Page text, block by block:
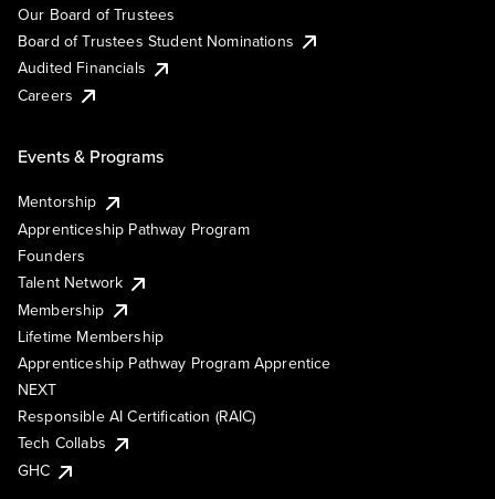
Our Board of Trustees
Board of Trustees Student Nominations
Audited Financials
Careers
Events & Programs
Mentorship
Apprenticeship Pathway Program
Founders
Talent Network
Membership
Lifetime Membership
Apprenticeship Pathway Program Apprentice
NEXT
Responsible AI Certification (RAIC)
Tech Collabs
GHC